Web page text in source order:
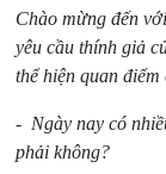
Chào mừng đến
yêu cầu thính giả
thể hiện quan
- Ngày nay có
phải không?